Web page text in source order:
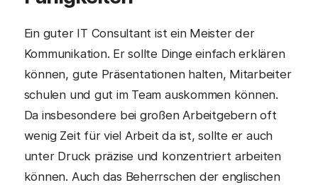
Ein guter IT Consultant ist ein Meister der
Kommunikation. Er sollte Dinge einfach erklären
können, gute Präsentationen halten, Mitarbeiter
schulen und gut im Team auskommen können.
Da insbesondere bei großen Arbeitgebern oft
wenig Zeit für viel Arbeit da ist, sollte er auch
unter Druck präzise und konzentriert arbeiten
können. Auch das Beherrschen der englischen